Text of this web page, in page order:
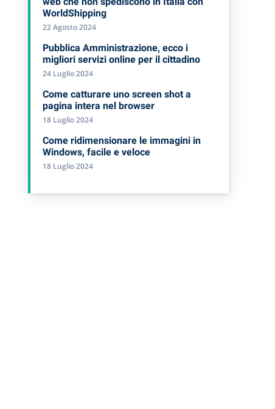
WorldShipping
22 Agosto 2024
Pubblica Amministrazione, ecco i
migliori servizi online per il cittadino
24 Luglio 2024
Come catturare uno screen shot a
pagina intera nel browser
18 Luglio 2024
Come ridimensionare le immagini in
Windows, facile e veloce
18 Luglio 2024